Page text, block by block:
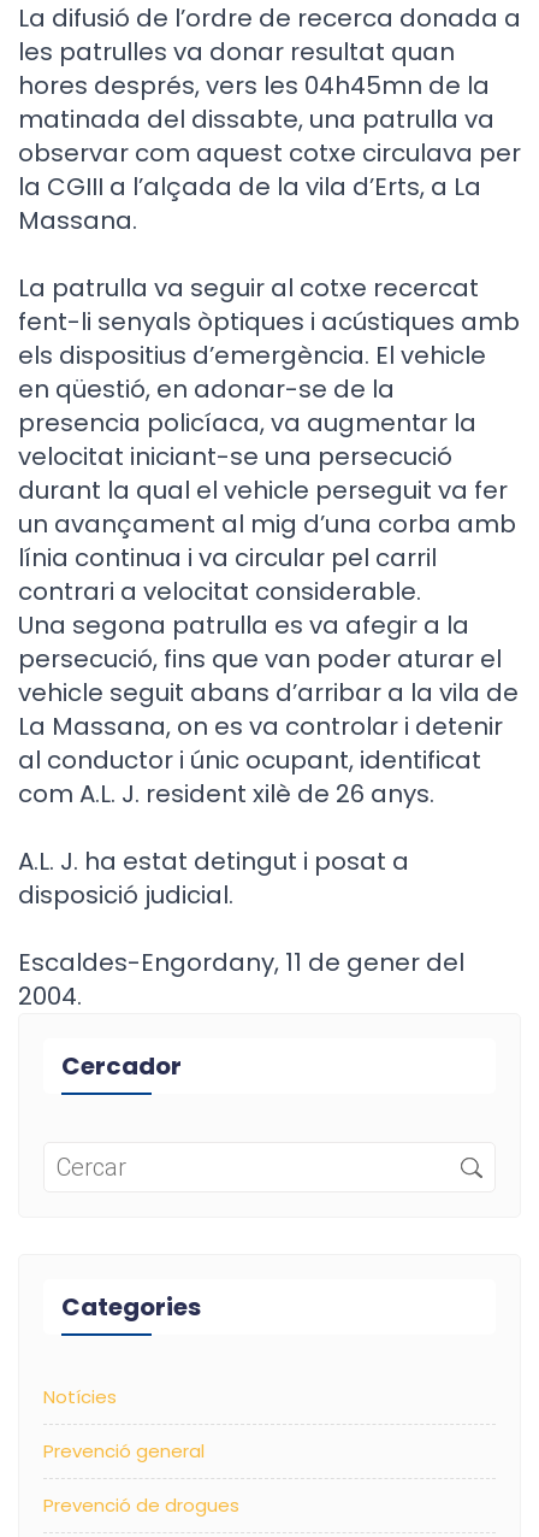
La difusió de l’ordre de recerca donada a
les patrulles va donar resultat quan
hores després, vers les 04h45mn de la
matinada del dissabte, una patrulla va
observar com aquest cotxe circulava per
la CGIII a l’alçada de la vila d’Erts, a La
Massana.
La patrulla va seguir al cotxe recercat
fent-li senyals òptiques i acústiques amb
els dispositius d’emergència. El vehicle
en qüestió, en adonar-se de la
presencia policíaca, va augmentar la
velocitat iniciant-se una persecució
durant la qual el vehicle perseguit va fer
un avançament al mig d’una corba amb
línia continua i va circular pel carril
contrari a velocitat considerable.
Una segona patrulla es va afegir a la
persecució, fins que van poder aturar el
vehicle seguit abans d’arribar a la vila de
La Massana, on es va controlar i detenir
al conductor i únic ocupant, identificat
com A.L. J. resident xilè de 26 anys.
A.L. J. ha estat detingut i posat a
disposició judicial.
Escaldes-Engordany, 11 de gener del
2004.
Cercador
Categories
Notícies
Prevenció general
Prevenció de drogues